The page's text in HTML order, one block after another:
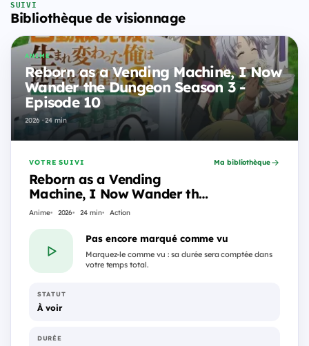
SUIVI
Bibliothèque de visionnage
ANIME
Reborn as a Vending Machine, I Now
Wander the Dungeon Season 3 -
Episode 10
2026 · 24 min
VOTRE SUIVI
Reborn as a Vending
Machine, I Now Wander the
Dungeon Season 3 - Episode
Anime 2026 24 min Action
Ma bibliothèque
Pas encore marqué comme vu
Marquez-le comme vu : sa durée sera comptée dans
votre temps total.
STATUT
À voir
DURÉE